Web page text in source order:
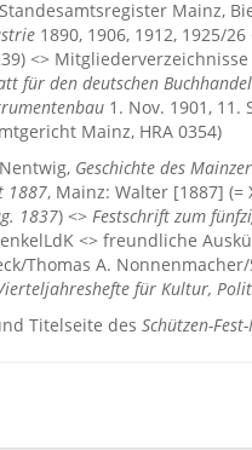
Mainz,
1890, 1906, 1912, 1925/
<>
für den deutschen Buchhandel
1. Nov. 1901, 11.
Mainz, HRA 0354)
Geschichte des
1887, Mainz: Walter [1887] (=
1837) <> Festschrift zum
<> freundliche
Thomas A.
für Kultur,
Titelseite des Schützen-